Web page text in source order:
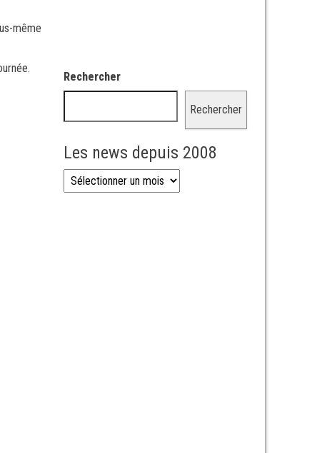
même
Rechercher
Rechercher
Les news depuis 2008
Les news depuis 2008